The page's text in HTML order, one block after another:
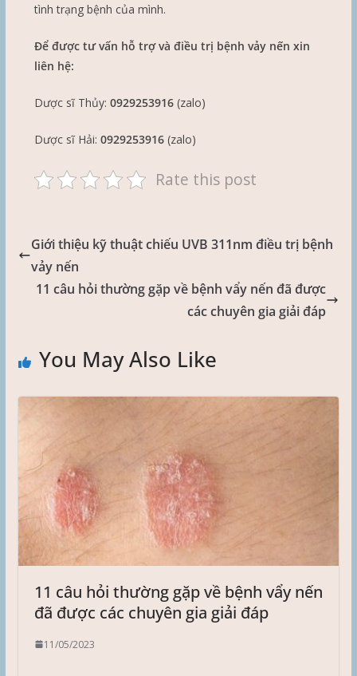
tình trạng bệnh của mình.
Để được tư vấn hỗ trợ và điều trị bệnh vảy nến xin
liên hệ:
Dược sĩ Thủy: 0929253916(zalo)
Dược sĩ Hải: 0929253916(zalo)
Rate this post
Giới thiệu kỹ thuật chiếu UVB 311nm điều trị bệnh
vảy nến
11 câu hỏi thường gặp về bệnh vẩy nến đã được
các chuyên gia giải đáp
You May Also Like
11 câu hỏi thường gặp về bệnh vẩy nến
đã được các chuyên gia giải đáp
11/05/2023